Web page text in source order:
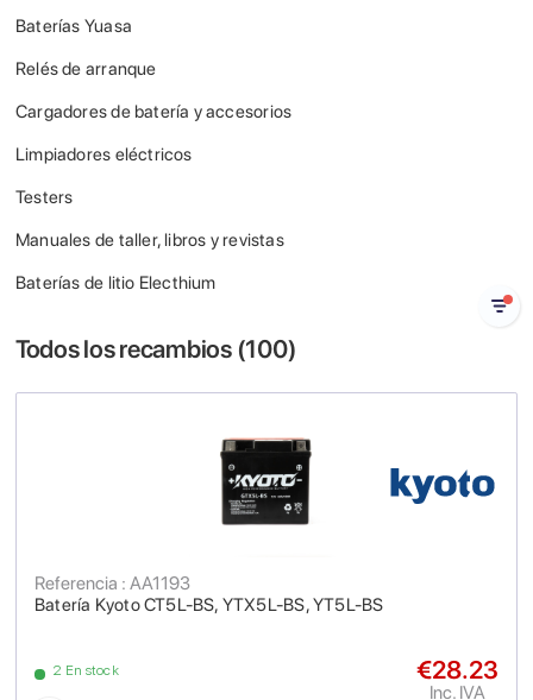
Baterías Yuasa
Relés de arranque
Cargadores de batería y accesorios
Limpiadores eléctricos
Testers
Manuales de taller, libros y revistas
Baterías de litio Electhium
Todos los recambios (100)
Batería Kyoto CT5L-BS, YTX5L-BS, YT5L-BS
Referencia : AA1193
2 En stock €28.23
Inc. IVA